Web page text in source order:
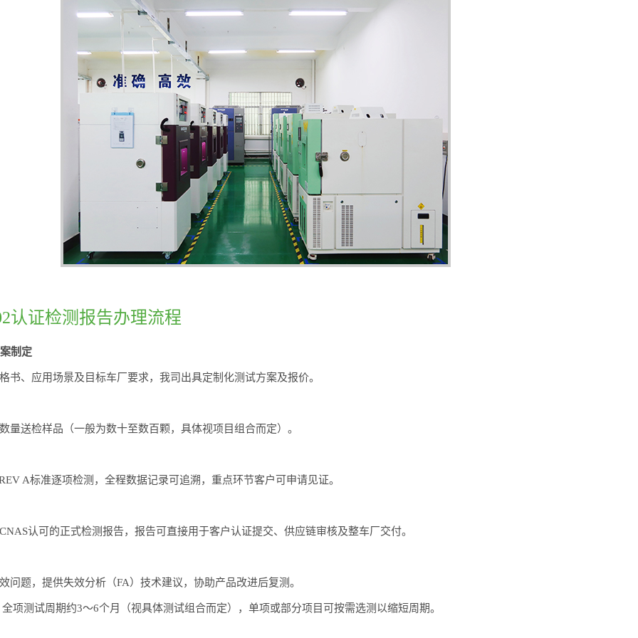
认证检测报告办理流程
制定
书、应用场景及目标车厂要求，我司出具定制化测试方案及报价。
量送检样品（一般为数十至数百颗，具体视项目组合而定）。
A标准逐项检测，全程数据记录可追溯，重点环节客户可申请见证。
认可的正式检测报告，报告可直接用于客户认证提交、供应链审核及整车厂交付。
问题，提供失效分析（FA）技术建议，协助产品改进后复测。
全项测试周期约3～6个月（视具体测试组合而定），单项或部分项目可按需选测以缩短周期。